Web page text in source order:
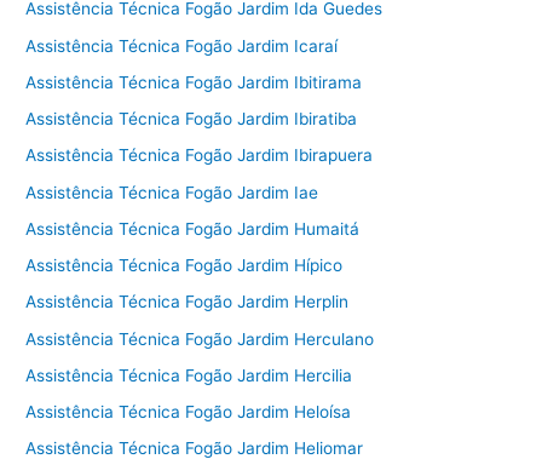
Assistência Técnica Fogão Jardim Ida Guedes
Assistência Técnica Fogão Jardim Icaraí
Assistência Técnica Fogão Jardim Ibitirama
Assistência Técnica Fogão Jardim Ibiratiba
Assistência Técnica Fogão Jardim Ibirapuera
Assistência Técnica Fogão Jardim Iae
Assistência Técnica Fogão Jardim Humaitá
Assistência Técnica Fogão Jardim Hípico
Assistência Técnica Fogão Jardim Herplin
Assistência Técnica Fogão Jardim Herculano
Assistência Técnica Fogão Jardim Hercilia
Assistência Técnica Fogão Jardim Heloísa
Assistência Técnica Fogão Jardim Heliomar